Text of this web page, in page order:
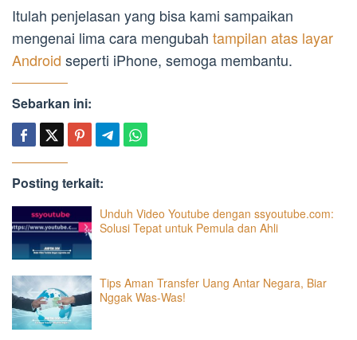
Itulah penjelasan yang bisa kami sampaikan
mengenai lima cara mengubah tampilan atas layar
Android seperti iPhone, semoga membantu.
Sebarkan ini:
Posting terkait:
Unduh Video Youtube dengan ssyoutube.com:
Solusi Tepat untuk Pemula dan Ahli
Tips Aman Transfer Uang Antar Negara, Biar
Nggak Was-Was!